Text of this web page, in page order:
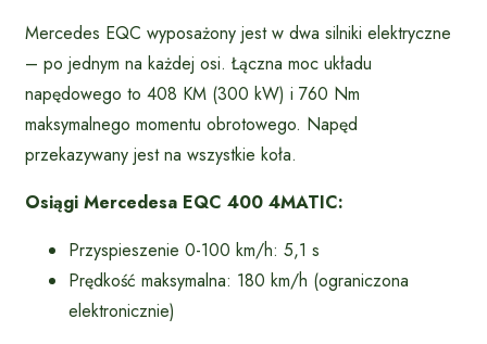
Mercedes EQC wyposażony jest w dwa silniki elektryczne
– po jednym na każdej osi. Łączna moc układu
napędowego to 408 KM (300 kW) i 760 Nm
maksymalnego momentu obrotowego. Napęd
przekazywany jest na wszystkie koła.
Osiągi Mercedesa EQC 400 4MATIC:
Przyspieszenie 0-100 km/h: 5,1 s
Prędkość maksymalna: 180 km/h (ograniczona
elektronicznie)